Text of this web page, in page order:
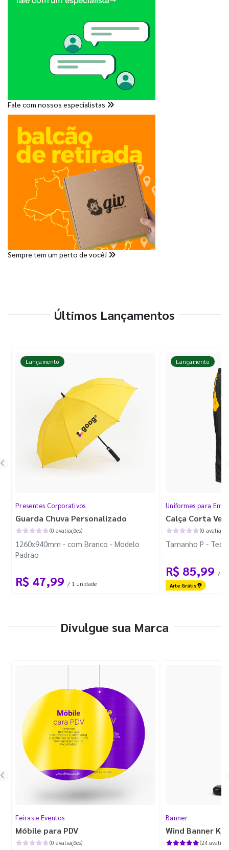
Fale com nossos especialistas
Sempre tem um perto de você!
Últimos Lançamentos
Lançamento
Presentes Corporativos
Guarda Chuva Personalizado
(0 avaliações)
1260x940mm - com Branco - Modelo
Padrão
R$ 47,99 / 1 unidade
Lançamento
Uniformes para
Calça Corta
(0
Tamanho P -
R$ 85,99 / 1
Arte Grátis
Divulgue sua Marca
Feiras e Eventos
Móbile para PDV
(0 avaliações)
Banner
Wind Banner
(24